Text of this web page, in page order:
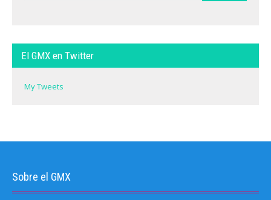
El GMX en Twitter
My Tweets
Sobre el GMX